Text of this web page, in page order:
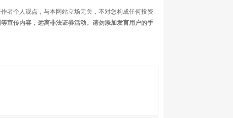
者个人观点，与本网站立场无关，不对您构成任何投资
宣传内容，远离非法证券活动。请勿添加发言用户的手